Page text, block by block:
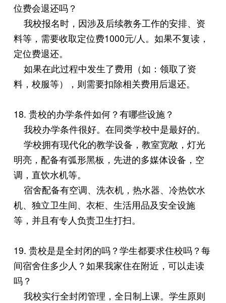
位费会退还吗？
我校报名时，因涉及后续教务工作的安排、资
料等，需要收取定位费1000元/人。如果不复读，
定位费退还。
如果在此过程中发生了费用（如：领取了资
料，校服等），则需要扣除相关费用后退还。
18. 贵校的办学条件如何？有哪些设施？
我校办学条件很好。在同类学校中是最好的。
学校拥有现代化的教学设备，教室宽敞，灯光
明亮，配备有弧形黑板，先进的多媒体设备，空
调，直饮水机等。
宿舍配备有空调、洗衣机，热水器、冷热饮水
机、独立卫生间、衣柜、生活用品及安全设施
等，并且有专人负责卫生打扫。
19. 贵校是是全封闭的吗？学生都要求住校吗？每
间宿舍住多少人？如果我家住在附近，可以走读
吗？
我校实行全封闭管理，全日制上课。学生原则